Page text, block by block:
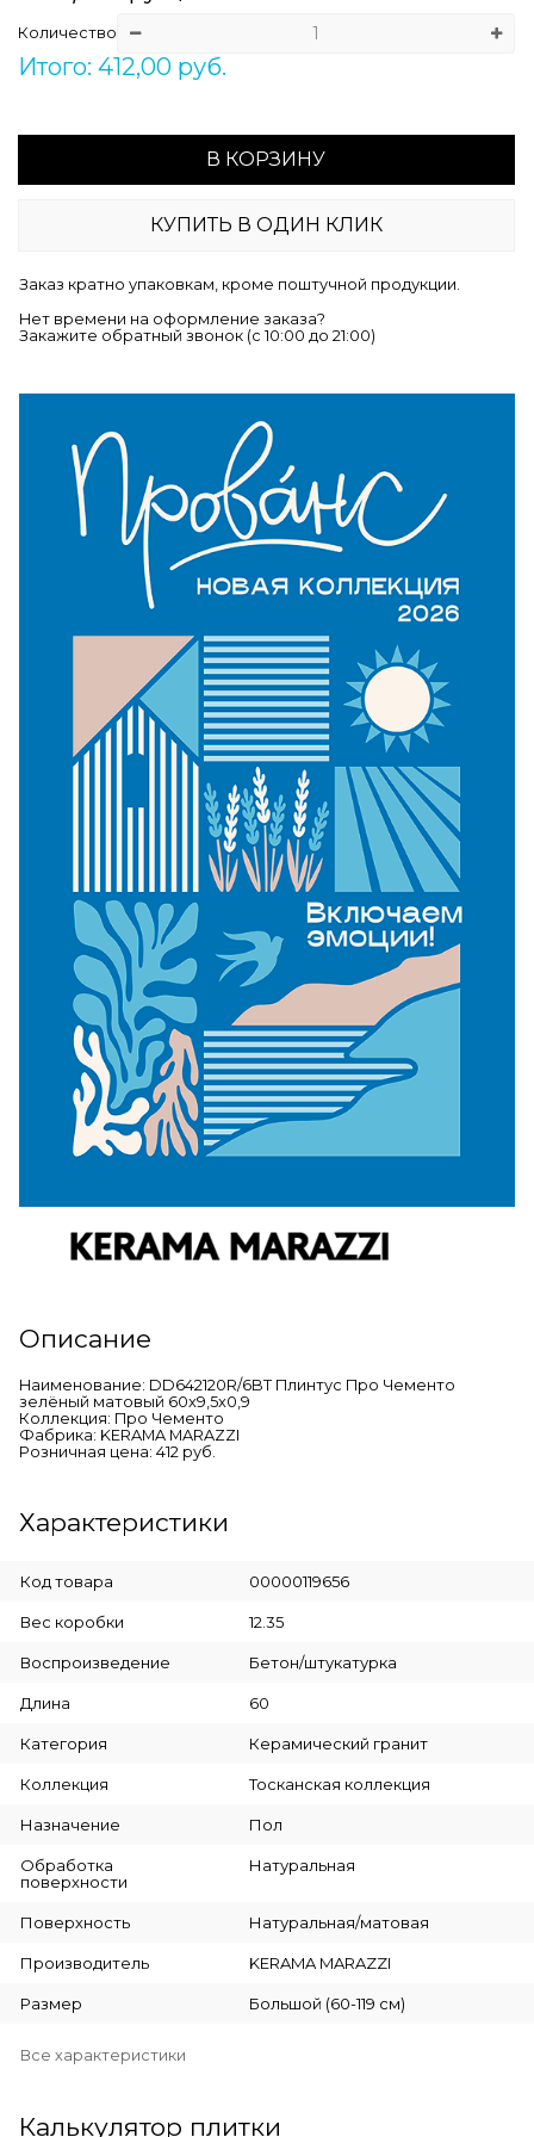
Количество
Итого: 412,00 руб.
В КОРЗИНУ
КУПИТЬ В ОДИН КЛИК
Заказ кратно упаковкам, кроме поштучной продукции.
Нет времени на оформление заказа?
Закажите обратный звонок (c 10:00 до 21:00)
Описание
Наименование: DD642120R/6BT Плинтус Про Чементо
зелёный матовый 60x9,5x0,9
Коллекция: Про Чементо
Фабрика: KERAMA MARAZZI
Розничная цена: 412 руб.
Характеристики
Код товара 00000119656
Вес коробки 12.35
Воспроизведение Бетон/штукатурка
Длина 60
Категория Керамический гранит
Коллекция Тосканская коллекция
Назначение Пол
Обработка
поверхности
Натуральная
Поверхность Натуральная/матовая
Производитель KERAMA MARAZZI
Размер Большой (60-119 см)
Все характеристики
Калькулятор плитки